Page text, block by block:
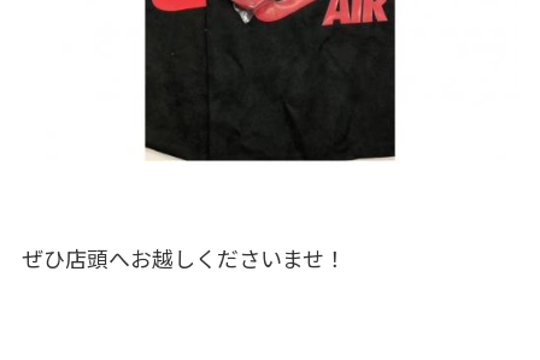
ぜひ店頭へお越しくださいませ！